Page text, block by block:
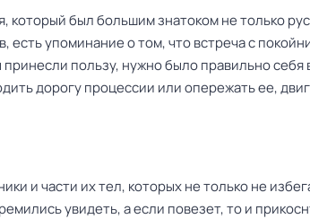
который был большим знатоком не только
есть упоминание о том, что встреча с
пользу, нужно было правильно себя
дорогу процессии или опережать ее,
и части их тел, которых не только не
увидеть, а если повезет, то и